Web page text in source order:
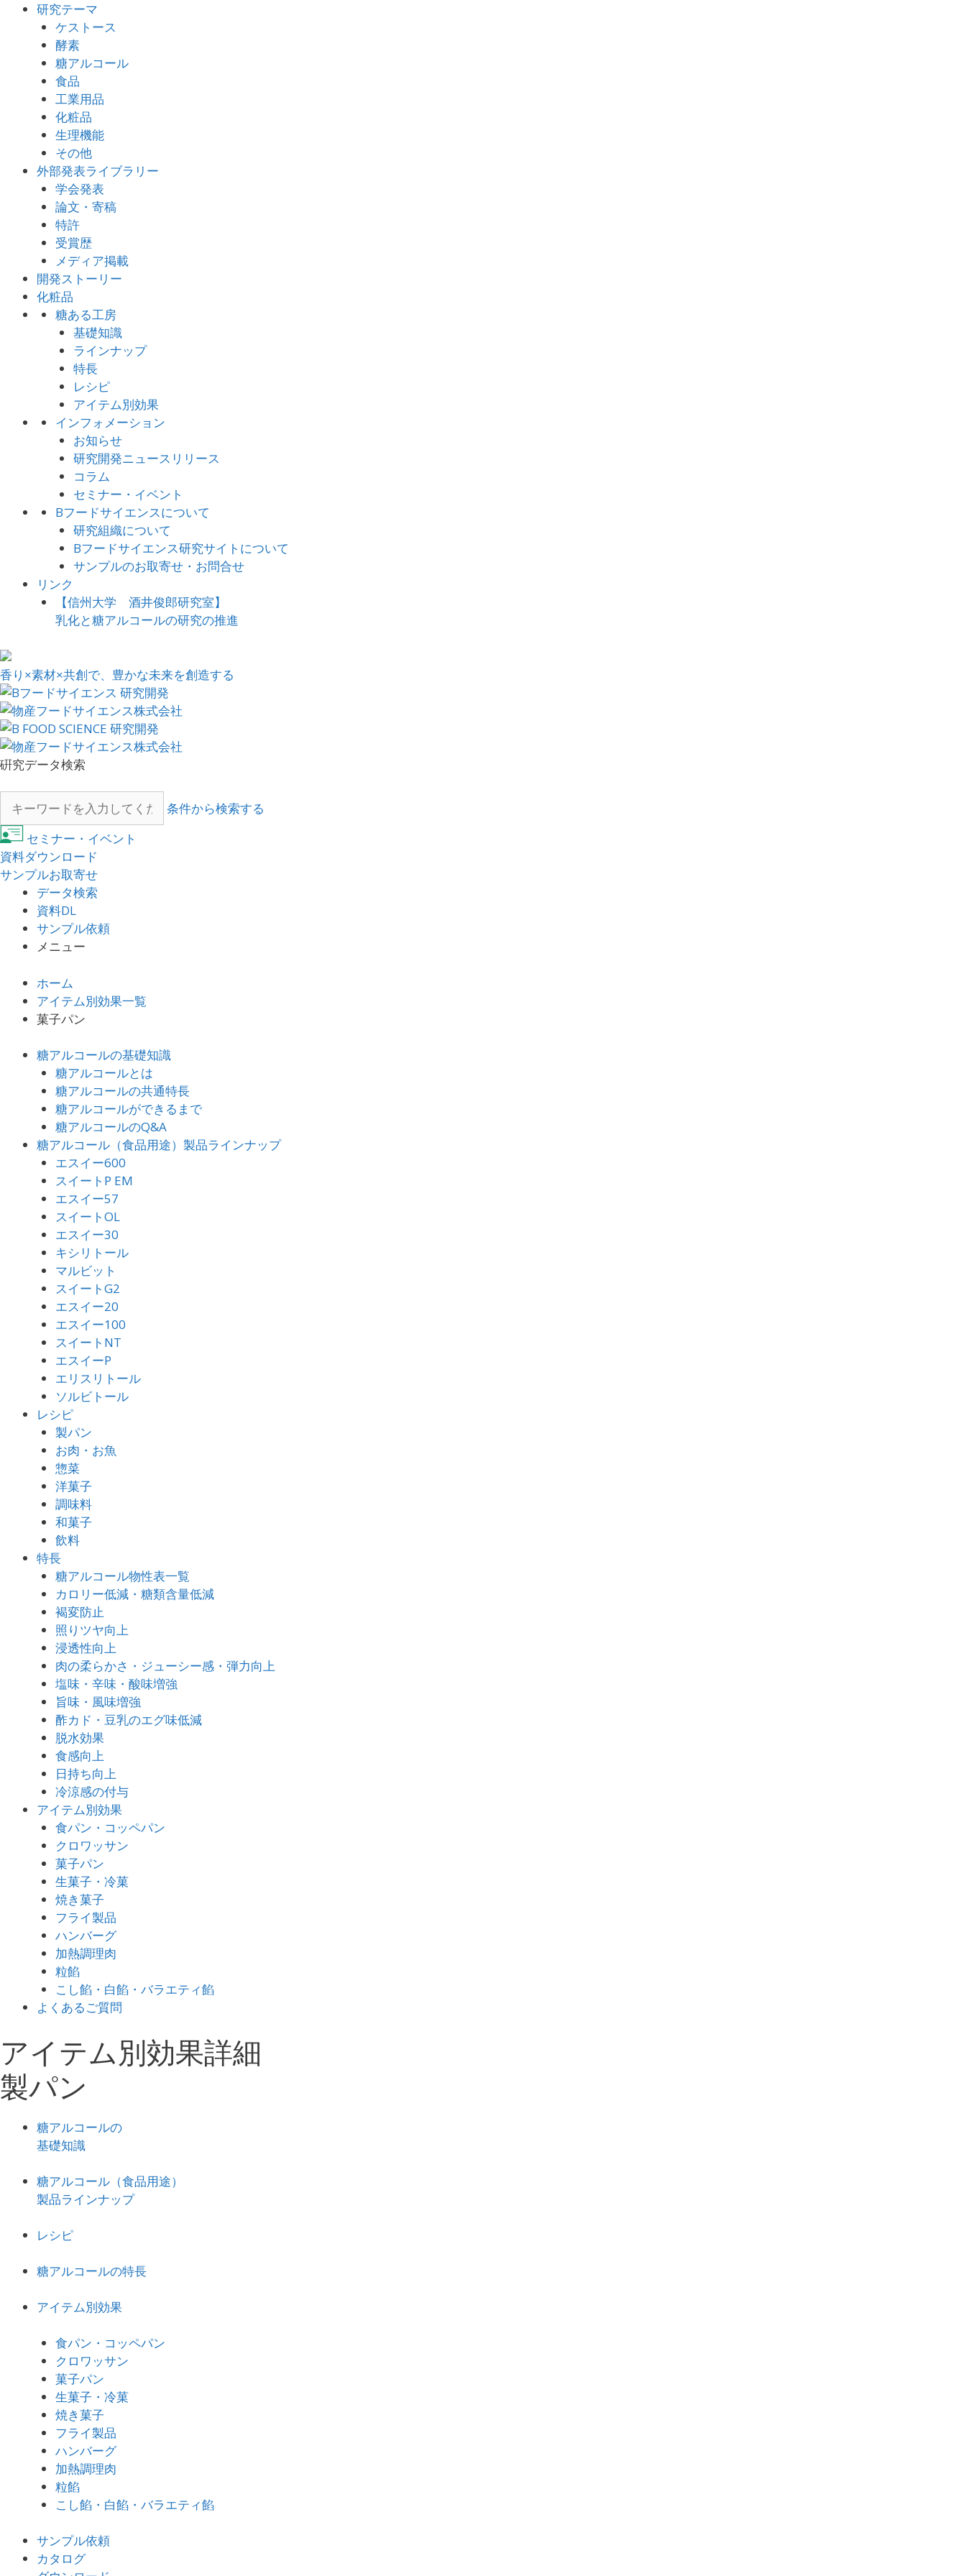
研究テーマ
ケストース
酵素
糖アルコール
食品
工業用品
化粧品
生理機能
その他
外部発表ライブラリー
学会発表
論文・寄稿
特許
受賞歴
メディア掲載
開発ストーリー
化粧品
糖ある工房
基礎知識
ラインナップ
特長
レシピ
アイテム別効果
インフォメーション
お知らせ
研究開発ニュースリリース
コラム
セミナー・イベント
Bフードサイエンスについて
研究組織について
Bフードサイエンス研究サイトについて
サンプルのお取寄せ・お問合せ
リンク
【信州大学 酒井俊郎研究室】
乳化と糖アルコールの研究の推進
香り×素材×共創で、豊かな未来を創造する
硏究データ検索
条件から検索する
セミナー・イベント
資料ダウンロード
サンプルお取寄せ
データ検索
資料DL
サンプル依頼
メニュー
ホーム
アイテム別効果一覧
菓子パン
糖アルコールの基礎知識
糖アルコールとは
糖アルコールの共通特長
糖アルコールができるまで
糖アルコールのQ&A
糖アルコール（食品用途）製品ラインナップ
エスイー600
スイートP EM
エスイー57
スイートOL
エスイー30
キシリトール
マルビット
スイートG2
エスイー20
エスイー100
スイートNT
エスイーP
エリスリトール
ソルビトール
レシピ
製パン
お肉・お魚
惣菜
洋菓子
調味料
和菓子
飲料
特長
糖アルコール物性表一覧
カロリー低減・糖類含量低減
褐変防止
照りツヤ向上
浸透性向上
肉の柔らかさ・ジューシー感・弾力向上
塩味・辛味・酸味増強
旨味・風味増強
酢カド・豆乳のエグ味低減
脱水効果
食感向上
日持ち向上
冷涼感の付与
アイテム別効果
食パン・コッペパン
クロワッサン
菓子パン
生菓子・冷菓
焼き菓子
フライ製品
ハンバーグ
加熱調理肉
粒餡
こし餡・白餡・バラエティ餡
よくあるご質問
アイテム別効果詳細
製パン
糖アルコールの
基礎知識
糖アルコール（食品用途）
製品ラインナップ
レシピ
糖アルコールの特長
アイテム別効果
食パン・コッペパン
クロワッサン
菓子パン
生菓子・冷菓
焼き菓子
フライ製品
ハンバーグ
加熱調理肉
粒餡
こし餡・白餡・バラエティ餡
サンプル依頼
カタログ